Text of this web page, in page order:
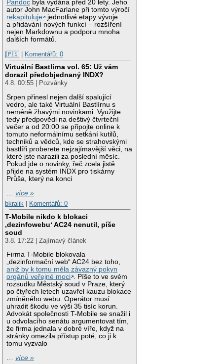
Pandoc byla vydána před 20 lety. Jeho
autor John MacFarlane při tomto výročí
rekapituluje
jednotlivé etapy vývoje
a přidávání nových funkcí – rozšíření
nejen Markdownu a podporu mnoha
dalších formátů.
|🇵🇸 | Komentářů: 0
Virtuální Bastlírna vol. 65: Už vám
dorazil předobjednaný INDX?
4.8. 00:55 | Pozvánky
Srpen přinesl nejen další spalující
vedro, ale také Virtuální Bastlírnu s
neméně žhavými novinkami. Využijte
tedy předpovědi na deštivý čtvrteční
večer a od 20:00 se připojte online k
tomuto neformálnímu setkání kutilů,
techniků a vědců, kde se strahovskými
bastlíři proberete nejzajímavější věci, na
které jste narazili za poslední měsíc.
Pokud jde o novinky, řeč zcela jistě
přijde na systém INDX pro tiskárny
Průša, který na konci
…více »
bkralik
Komentářů: 0
T-Mobile nikdo k blokaci
‚dezinfowebu‘ AC24 nenutil, píše
soud
3.8. 17:22 | Zajímavý článek
Firma T-Mobile blokovala
„dezinformační web“ AC24 bez toho,
aniž by k tomu měla závazný pokyn
orgánů veřejné moci . Píše to ve svém
rozsudku Městský soud v Praze, který
po čtyřech letech uzavřel kauzu blokace
zmíněného webu. Operátor musí
uhradit škodu ve výši 35 tisíc korun.
Advokát společnosti T-Mobile se snažil i
u odvolacího senátu argumentovat tím,
že firma jednala v dobré víře, když na
stránky omezila přístup poté, co ji k
tomu vyzvalo
…více »